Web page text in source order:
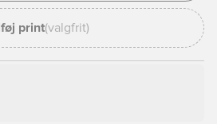
print(valgfrit)